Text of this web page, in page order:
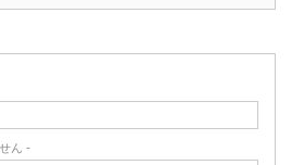
ん -
が、冷蔵庫、…
2022.6.6
場合、静電気により塗料に引火し火災
が発生する…